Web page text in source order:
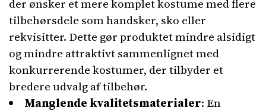
der ønsker et mere komplet kostume med flere
tilbehørsdele som handsker, sko eller
rekvisitter. Dette gør produktet mindre alsidigt
og mindre attraktivt sammenlignet med
konkurrerende kostumer, der tilbyder et
bredere udvalg af tilbehør.
Manglende kvalitetsmaterialer: En